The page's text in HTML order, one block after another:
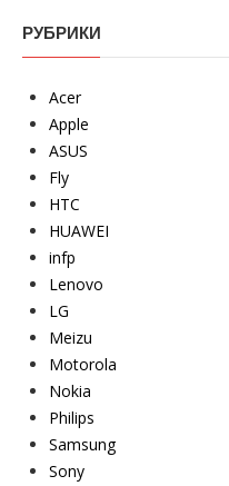
РУБРИКИ
Acer
Apple
ASUS
Fly
HTC
HUAWEI
infp
Lenovo
LG
Meizu
Motorola
Nokia
Philips
Samsung
Sony